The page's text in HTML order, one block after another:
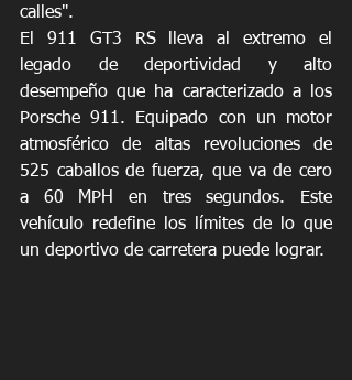
calles".
El 911 GT3 RS lleva al extremo el
legado de deportividad y alto
desempeño que ha caracterizado a los
Porsche 911. Equipado con un motor
atmosférico de altas revoluciones de
525 caballos de fuerza, que va de cero
a 60 MPH en tres segundos. Este
vehículo redefine los límites de lo que
un deportivo de carretera puede lograr.